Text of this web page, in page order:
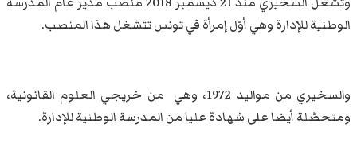
الوطنية للإدارة وهي أوّل إمرأة في تونس تتشغل هذا المنصب.
والسخيري من مواليد 1972، وهي من خريجي العلوم القانونية،
ومتحصّلة أيضا على شهادة عليا من المدرسة الوطنية للإدارة.